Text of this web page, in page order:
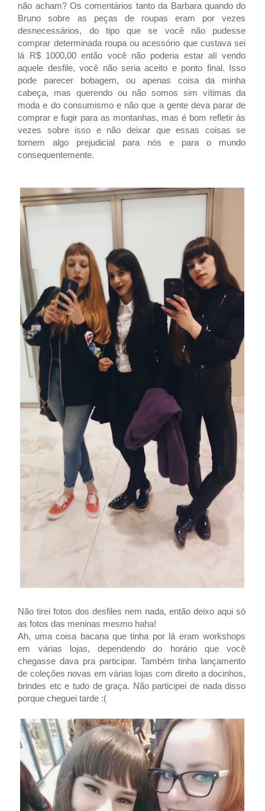
não acham? Os comentários tanto da Barbara quando do
Bruno sobre as peças de roupas eram por vezes
desnecessários, do tipo que se você não pudesse
comprar determinada roupa ou acessório que custava sei
lá R$ 1000,00 então você não poderia estar alí vendo
aquele desfile, você não seria aceito e ponto final. Isso
pode parecer bobagem, ou apenas coisa da minha
cabeça, mas querendo ou não somos sim vítimas da
moda e do consumismo e não que a gente deva parar de
comprar e fugir para as montanhas, mas é bom refletir ás
vezes sobre isso e não deixar que essas coisas se
tornem algo prejudicial para nós e para o mundo
consequentemente.
Não tirei fotos dos desfiles nem nada, então deixo aqui só
as fotos das meninas mesmo haha!
Ah, uma coisa bacana que tinha por lá eram workshops
em várias lojas, dependendo do horário que você
chegasse dava pra participar. Também tinha lançamento
de coleções novas em várias lojas com direito a docinhos,
brindes etc e tudo de graça. Não participei de nada disso
porque cheguei tarde :(